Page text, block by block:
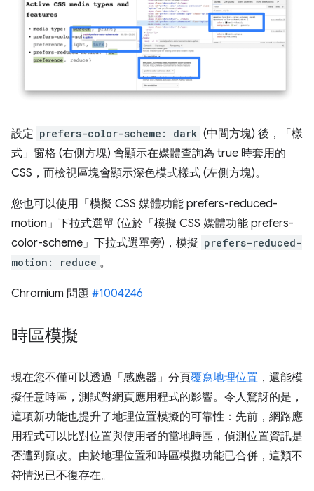
設定 prefers-color-scheme: dark (中間方塊) 後，「樣
式」窗格 (右側方塊) 會顯示在媒體查詢為 true 時套用的
CSS，而檢視區塊會顯示深色模式樣式 (左側方塊)。
您也可以使用「模擬 CSS 媒體功能 prefers-reduced-
motion」 下拉式選單 (位於「模擬 CSS 媒體功能 prefers-
color-scheme」 下拉式選單旁)，模擬 prefers-reduced-
motion: reduce 。
Chromium 問題 #1004246
時區模擬
現在您不僅可以透過「感應器」分頁覆寫地理位置 ，還能模
擬任意時區，測試對網頁應用程式的影響。令人驚訝的是，
這項新功能也提升了地理位置模擬的可靠性：先前，網路應
用程式可以比對位置與使用者的當地時區，偵測位置資訊是
否遭到竄改。由於地理位置和時區模擬功能已合併，這類不
符情況已不復存在。